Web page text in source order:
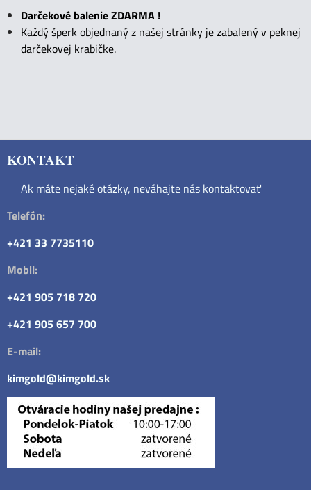
Darčekové balenie ZDARMA !
Každý šperk objednaný z našej stránky je zabalený v peknej
darčekovej krabičke.
KONTAKT
Ak máte nejaké otázky, neváhajte nás kontaktovať
Telefón:
+421 33 7735110
Mobil:
+421 905 718 720
+421 905 657 700
E-mail:
kimgold@kimgold.sk